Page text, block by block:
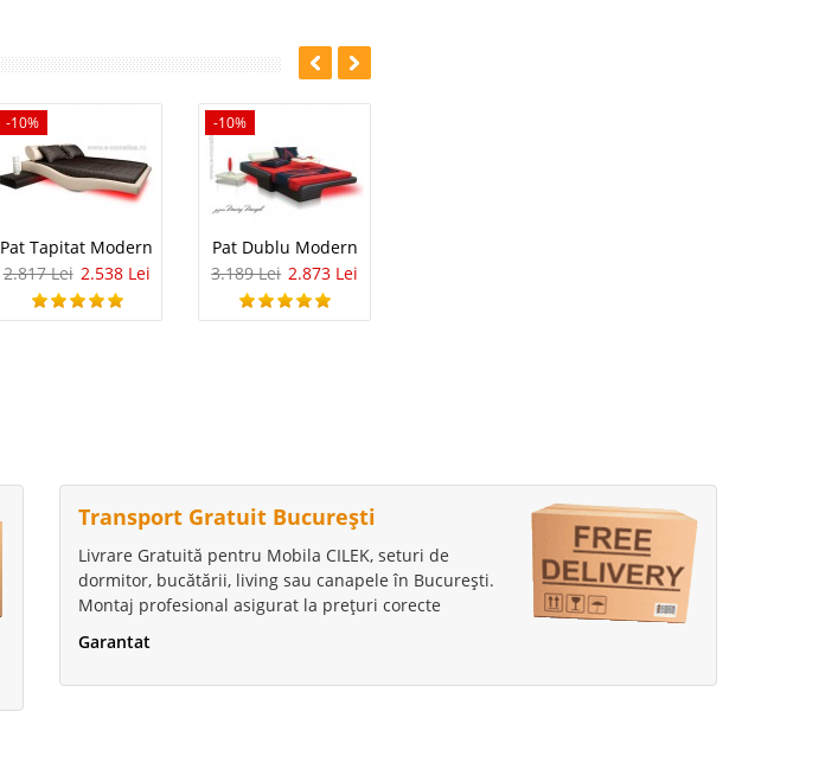
-10%
Pat Tapitat Modern
2.817 Lei 2.538 Lei
-10%
Pat Dublu Modern
3.189 Lei 2.873 Lei
Transport Gratuit București
Livrare Gratuită pentru Mobila CILEK, seturi de
dormitor, bucătării, living sau canapele în București.
Montaj profesional asigurat la prețuri corecte
Garantat